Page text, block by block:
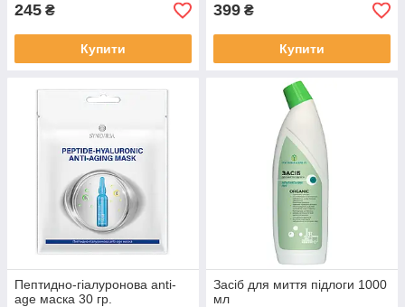
245 ₴
Купити
399 ₴
Купити
Пептидно-гіалуронова anti-
age маска 30 гр.
Засіб для миття підлоги 1000
мл